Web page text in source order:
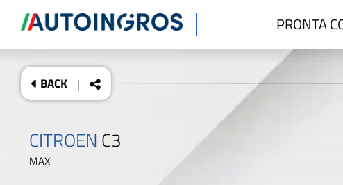
PRONTA
BACK |
CITROEN C3
MAX